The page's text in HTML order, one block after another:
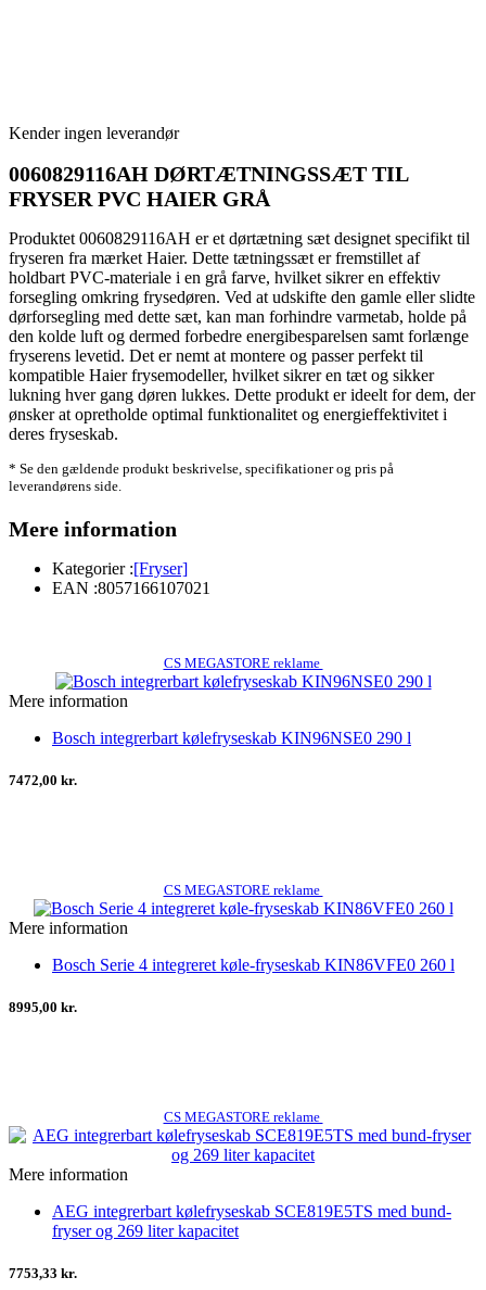
Kender ingen leverandør
0060829116AH DØRTÆTNINGSSÆT TIL
FRYSER PVC HAIER GRÅ
Produktet 0060829116AH er et dørtætning sæt designet specifikt til
fryseren fra mærket Haier. Dette tætningssæt er fremstillet af
holdbart PVC-materiale i en grå farve, hvilket sikrer en effektiv
forsegling omkring frysedøren. Ved at udskifte den gamle eller slidte
dørforsegling med dette sæt, kan man forhindre varmetab, holde på
den kolde luft og dermed forbedre energibesparelsen samt forlænge
fryserens levetid. Det er nemt at montere og passer perfekt til
kompatible Haier frysemodeller, hvilket sikrer en tæt og sikker
lukning hver gang døren lukkes. Dette produkt er ideelt for dem, der
ønsker at opretholde optimal funktionalitet og energieffektivitet i
deres fryseskab.
* Se den gældende produkt beskrivelse, specifikationer og pris på
leverandørens side.
Mere information
Kategorier :[Fryser]
EAN :8057166107021
CS MEGASTORE reklame
Mere information
Bosch integrerbart kølefryseskab KIN96NSE0 290 l
7472,00 kr.
CS MEGASTORE reklame
Mere information
Bosch Serie 4 integreret køle-fryseskab KIN86VFE0 260 l
8995,00 kr.
CS MEGASTORE reklame
Mere information
AEG integrerbart kølefryseskab SCE819E5TS med bund-
fryser og 269 liter kapacitet
7753,33 kr.